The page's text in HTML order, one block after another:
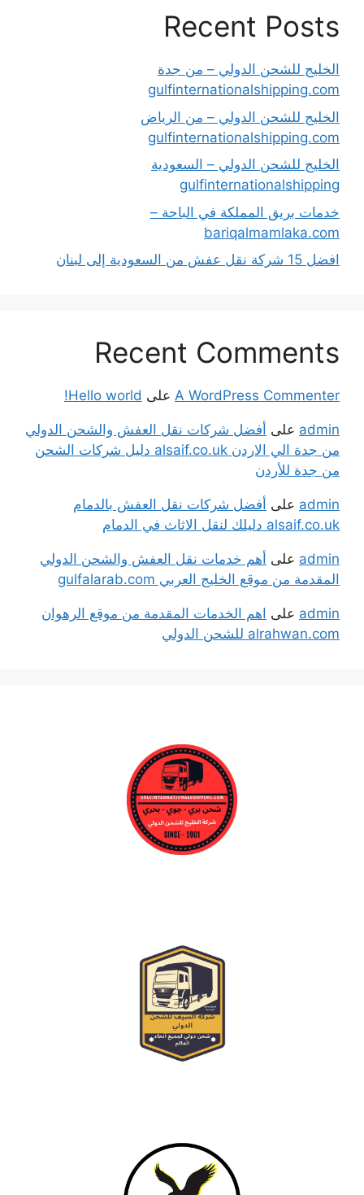
Recent Posts
الخليج للشحن الدولي – من جدة
gulfinternationalshipping.com
الخليج للشحن الدولي – من الرياض
gulfinternationalshipping.com
الخليج للشحن الدولي – السعودية
gulfinternationalshipping
خدمات بريق المملكة في الباحة –
bariqalmamlaka.com
افضل 15 شركة نقل عفش من السعودية إلى لبنان
Recent Comments
A WordPress Commenter على Hello world!
admin على أفضل شركات نقل العفش والشحن الدولي
من جدة الي الاردن alsaif.co.uk دليل شركات الشحن
من جدة للأردن
admin على أفضل شركات نقل العفش بالدمام
alsaif.co.uk دليلك لنقل الاثاث في الدمام
admin على أهم خدمات نقل العفش والشحن الدولي
المقدمة من موقع الخليج العربي gulfalarab.com
admin على اهم الخدمات المقدمة من موقع الرهوان
alrahwan.com للشحن الدولي